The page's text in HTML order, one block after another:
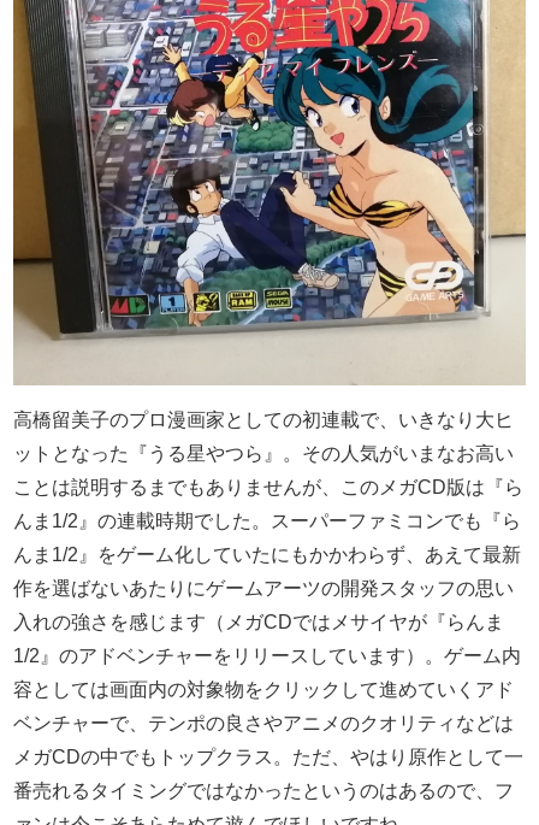
高橋留美子のプロ漫画家としての初連載で、いきなり大ヒ
ットとなった『うる星やつら』。その人気がいまなお高い
ことは説明するまでもありませんが、このメガCD版は『ら
んま1/2』の連載時期でした。スーパーファミコンでも『ら
んま1/2』をゲーム化していたにもかかわらず、あえて最新
作を選ばないあたりにゲームアーツの開発スタッフの思い
入れの強さを感じます（メガCDではメサイヤが『らんま
1/2』のアドベンチャーをリリースしています）。ゲーム内
容としては画面内の対象物をクリックして進めていくアド
ベンチャーで、テンポの良さやアニメのクオリティなどは
メガCDの中でもトップクラス。ただ、やはり原作として一
番売れるタイミングではなかったというのはあるので、フ